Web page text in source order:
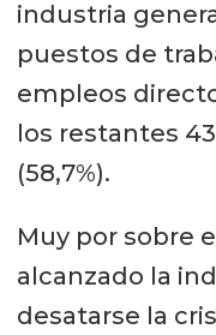
industria
puestos de
empleos
los restantes
(58,7%).
Muy por sobre
alcanzado la
desatarse la